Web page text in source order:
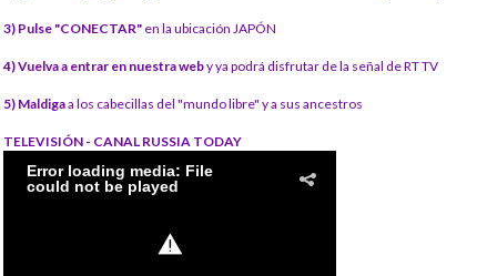
3) Pulse "CONECTAR" en la ubicación JAPÓN
4) Vuelva a entrar en nuestra weby ya podrá disfrutar de la señal de RT TV
5) Maldigaa los cabecillas del "mundo libre" y a sus ancestros
TELEVISIÓN - CANAL RUSSIA TODAY